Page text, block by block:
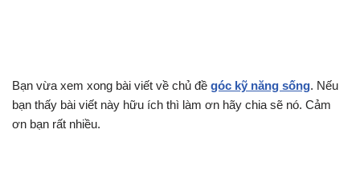
Bạn vừa xem xong bài viết về chủ đề góc kỹ năng sống. Nếu
bạn thấy bài viết này hữu ích thì làm ơn hãy chia sẽ nó. Cảm
ơn bạn rất nhiều.